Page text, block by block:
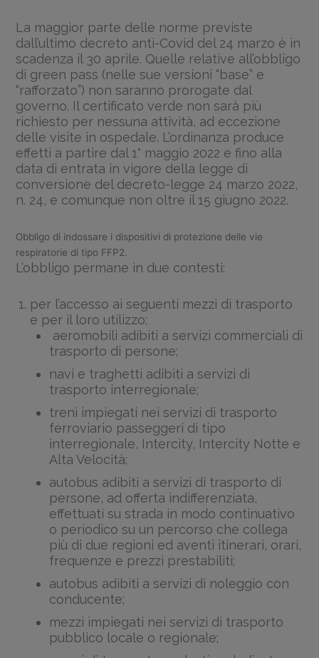
La maggior parte delle norme previste
dall’ultimo decreto anti-Covid del 24 marzo è in
scadenza il 30 aprile. Quelle relative all’obbligo
di green pass (nelle sue versioni “base” e
“rafforzato”) non saranno prorogate dal
governo. Il certificato verde non sarà più
richiesto per nessuna attività, ad eccezione
delle visite in ospedale. L’ordinanza produce
effetti a partire dal 1° maggio 2022 e fino alla
data di entrata in vigore della legge di
conversione del decreto-legge 24 marzo 2022,
n. 24, e comunque non oltre il 15 giugno 2022.
Obbligo di indossare i dispositivi di protezione delle vie
respiratorie di tipo FFP2.
L’obbligo permane in due contesti:
per l’accesso ai seguenti mezzi di trasporto
e per il loro utilizzo:
aeromobili adibiti a servizi commerciali di
trasporto di persone;
navi e traghetti adibiti a servizi di
trasporto interregionale;
treni impiegati nei servizi di trasporto
ferroviario passeggeri di tipo
interregionale, Intercity, Intercity Notte e
Alta Velocità;
autobus adibiti a servizi di trasporto di
persone, ad offerta indifferenziata,
effettuati su strada in modo continuativo
o periodico su un percorso che collega
più di due regioni ed aventi itinerari, orari,
frequenze e prezzi prestabiliti;
autobus adibiti a servizi di noleggio con
conducente;
mezzi impiegati nei servizi di trasporto
pubblico locale o regionale;